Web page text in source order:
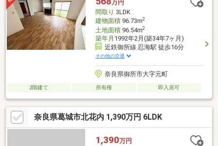
万円
間取り 3LDK
建物面積96.73m2
土地面積96.54m2
築年月 1992年2月(築34年7ヶ月)
近鉄御所線 忍海駅 徒歩16分
その他の交通
奈良県御所市大字元町
2階建て 所有権 即入居可
奈良県葛城市北花内 1,390万円 6LDK
1,390万円